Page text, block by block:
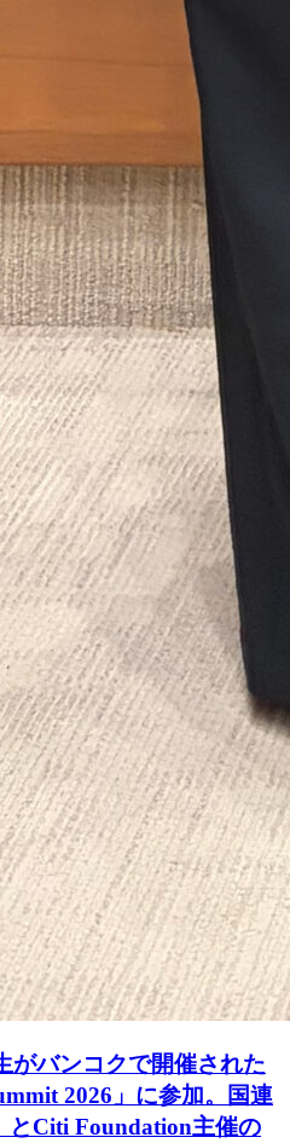
がバンコクで開催された
2026」に参加。国連
とCiti Foundation主催の